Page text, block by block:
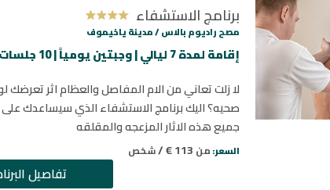
برنامج الاستشفاء
مصح راديوم بالاس /مدينة ياخيموف
إقامة لمدة 7 ليالي | وجبتين يومياً | 10 جلسات استرخاء
لا زلت تعاني من الام المفاصل والعظام اثر تعرضك
صحيه؟ اليك برنامج الاستشفاء الذي سيساعدك
جميع هذه الاثار المزعجه والمقلقه
السعر: من 113 € / شخص
تفاصيل